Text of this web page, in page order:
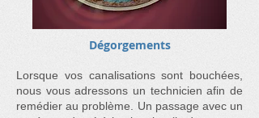
Dégorgements
Lorsque vos canalisations sont bouchées,
nous vous adressons un technicien afin de
remédier au problème. Un passage avec un